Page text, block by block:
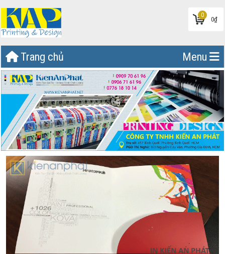
0
0₫
Trang chủ Menu